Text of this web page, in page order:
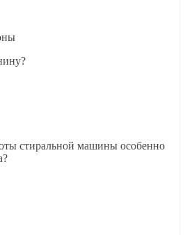
стиральной машины особенно